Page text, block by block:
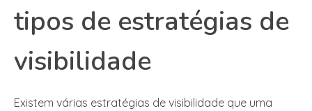
tipos de estratégias de
visibilidade
Existem várias estratégias de visibilidade que uma